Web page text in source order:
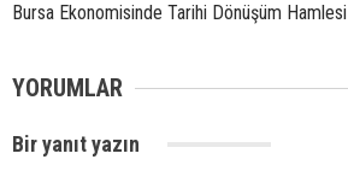
Bursa Ekonomisinde Tarihi Dönüşüm Hamlesi
YORUMLAR
Bir yanıt yazın